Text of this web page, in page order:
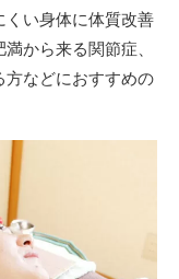
くい身体に体質改善
から来る関節症、
方などにおすすめの